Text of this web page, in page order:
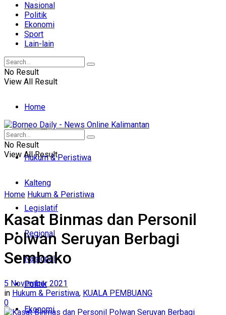
Nasional
Politik
Ekonomi
Sport
Lain-lain
No Result
View All Result
Home
Headline
Hukum & Peristiwa
Kalteng
Legislatif
Regional
Nasional
Politik
Ekonomi
No Result
View All Result
Home Hukum & Peristiwa
Kasat Binmas dan Personil
Polwan Seruyan Berbagi
Sembako
5 November 2021
in Hukum & Peristiwa, KUALA PEMBUANG
0